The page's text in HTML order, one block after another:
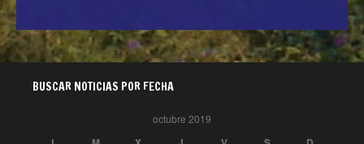
BUSCAR NOTICIAS POR FECHA
octubre 2019